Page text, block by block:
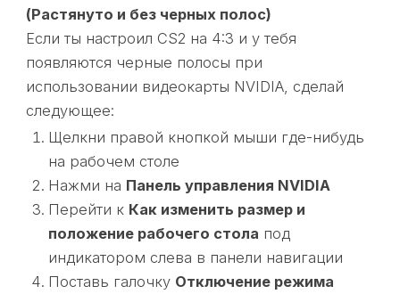
(Растянуто и без черных полос)
Если ты настроил CS2 на 4:3 и у тебя
появляются черные полосы при
использовании видеокарты NVIDIA, сделай
следующее:
Щелкни правой кнопкой мыши где-нибудь
на рабочем столе
Нажми на Панель управления NVIDIA
Перейти к Как изменить размер и
положение рабочего стола под
индикатором слева в панели навигации
Поставь галочку Отключение режима